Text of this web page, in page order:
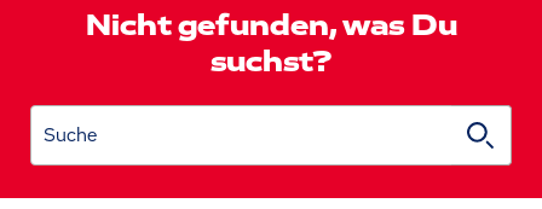
Nicht gefunden, was Du
suchst?
Suche